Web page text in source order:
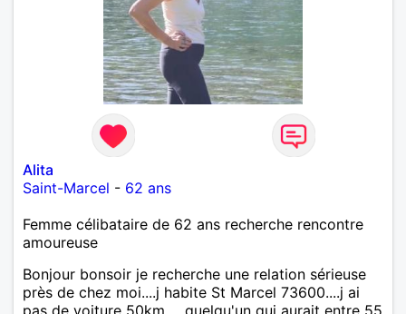
Alita
Saint-Marcel - 62 ans
Femme célibataire de 62 ans recherche rencontre
amoureuse
Bonjour bonsoir je recherche une relation sérieuse
près de chez moi....j habite St Marcel 73600....j ai
pas de voiture 50km ... quelqu'un qui aurait entre 55